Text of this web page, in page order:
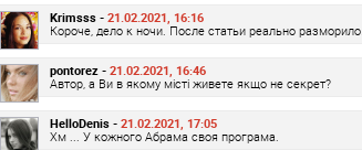
Krimsss - 21.02.2021, 16:16
Короче, дело к ночи. После статьи реально
pontorez - 21.02.2021, 16:46
Автор, а Ви в якому місті живете якщо не секрет?
HelloDenis - 21.02.2021, 17:05
Хм ... У кожного Абрама своя програма.